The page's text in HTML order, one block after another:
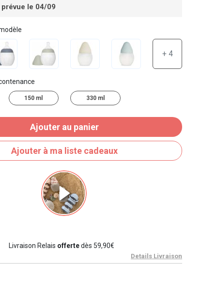
le 04/09
+ 4
150 ml 330 ml
Ajouter au panier
Ajouter à ma liste cadeaux
Livraison Relais offertedès 59,90€
Details Livraison